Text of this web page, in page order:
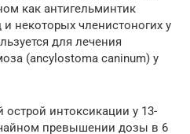
как антигельминтик
некоторых членистоногих у
для лечения
(ancylostoma caninum) у
интоксикации у 13-
превышении дозы в 6